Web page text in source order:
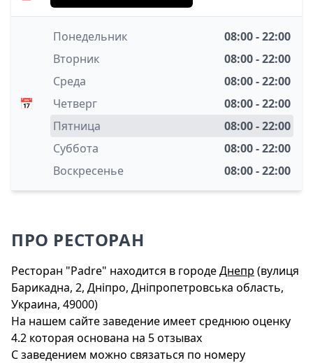
📅
Понедельник
08:00 - 22:00
Вторник
08:00 - 22:00
Среда
08:00 - 22:00
Четверг
08:00 - 22:00
Пятница
08:00 - 22:00
Суббота
08:00 - 22:00
Воскресенье
08:00 - 22:00
ПРО РЕСТОРАН
Ресторан "Padre" находится в городеДнепр (вулиця
Барикадна, 2, Дніпро, Дніпропетровська область,
Украина, 49000)
На нашем сайте заведение имеет среднюю оценку
4.2 которая основана на 5 отзывах
С заведением можно связаться по номеру